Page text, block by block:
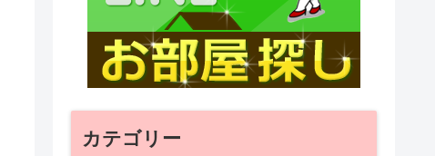
カテゴリー